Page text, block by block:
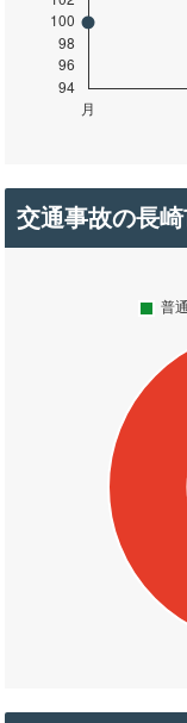
交通事故の長